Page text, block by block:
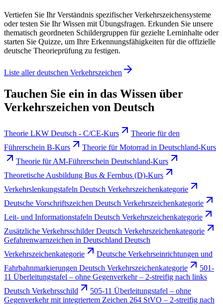
Vertiefen Sie Ihr Verständnis spezifischer Verkehrszeichensysteme
oder testen Sie Ihr Wissen mit Übungsfragen. Erkunden Sie unsere
thematisch geordneten Schildergruppen für gezielte Lerninhalte oder
starten Sie Quizze, um Ihre Erkennungsfähigkeiten für die offizielle
deutsche Theorieprüfung zu festigen.
Liste aller deutschen Verkehrszeichen
Tauchen Sie ein in das Wissen über
Verkehrszeichen von Deutsch
Theorie LKW Deutsch - C/CE-Kurs
Theorie für den
Führerschein B-Kurs
Theorie für Motorrad in Deutschland-Kurs
Theorie für AM-Führerschein Deutschland-Kurs
Theoretische Ausbildung Bus & Fernbus (D)-Kurs
Verkehrslenkungstafeln Deutsch Verkehrszeichenkategorie
Deutsche Vorschriftszeichen Deutsch Verkehrszeichenkategorie
Leit- und Informationstafeln Deutsch Verkehrszeichenkategorie
Zusätzliche Verkehrsschilder Deutsch Verkehrszeichenkategorie
Gefahrenwarnzeichen in Deutschland Deutsch
Verkehrszeichenkategorie
Deutsche Verkehrseinrichtungen und
Fahrbahnmarkierungen Deutsch Verkehrszeichenkategorie
501-
11 Überleitungstafel – ohne Gegenverkehr – 2-streifig nach links
Deutsch Verkehrsschild
505-11 Überleitungstafel – ohne
Gegenverkehr mit integriertem Zeichen 264 StVO – 2-streifig nach